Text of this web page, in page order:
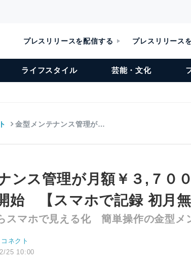
プレスリリースを配信する プレスリリース
ライフスタイル 芸能・文化
金型メンテナンス管理が…
ンス管理が月額￥３,７
始 【スマホで記録 初月無
スマホで見える化 簡単操作の金型メ
ネクト
25 10:00